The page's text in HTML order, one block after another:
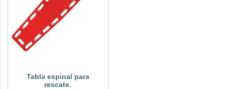
Tabla espinal para
rescate.